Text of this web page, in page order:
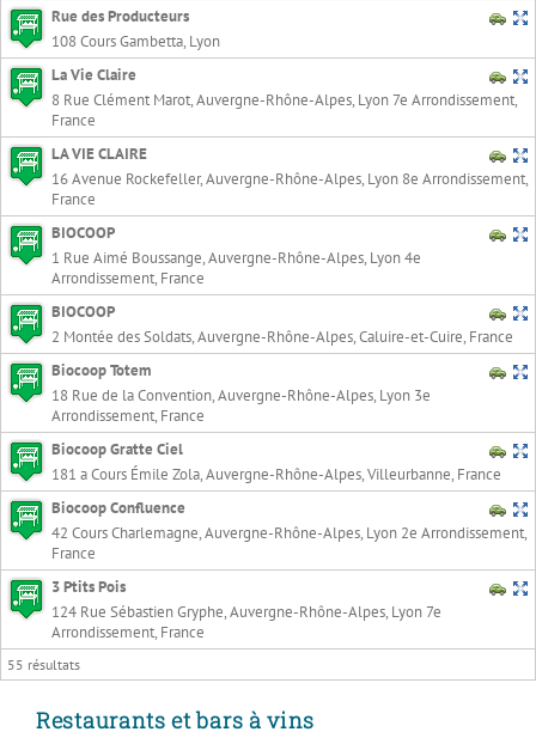
Rue des Producteurs
108 Cours Gambetta, Lyon
La Vie Claire
8 Rue Clément Marot, Auvergne-Rhône-Alpes, Lyon 7e Arrondissement,
France
LA VIE CLAIRE
16 Avenue Rockefeller, Auvergne-Rhône-Alpes, Lyon 8e Arrondissement,
France
BIOCOOP
1 Rue Aimé Boussange, Auvergne-Rhône-Alpes, Lyon 4e
Arrondissement, France
BIOCOOP
2 Montée des Soldats, Auvergne-Rhône-Alpes, Caluire-et-Cuire, France
Biocoop Totem
18 Rue de la Convention, Auvergne-Rhône-Alpes, Lyon 3e
Arrondissement, France
Biocoop Gratte Ciel
181 a Cours Émile Zola, Auvergne-Rhône-Alpes, Villeurbanne, France
Biocoop Confluence
42 Cours Charlemagne, Auvergne-Rhône-Alpes, Lyon 2e Arrondissement,
France
3 Ptits Pois
124 Rue Sébastien Gryphe, Auvergne-Rhône-Alpes, Lyon 7e
Arrondissement, France
55 résultats
Restaurants et bars à vins